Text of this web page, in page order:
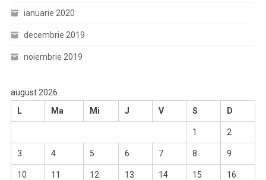
ianuarie 2020
decembrie 2019
noiembrie 2019
august 2026
L
Ma Mi J V S D
1 2
3 4 5 6 7 8 9
10 11 12 13 14 15 16